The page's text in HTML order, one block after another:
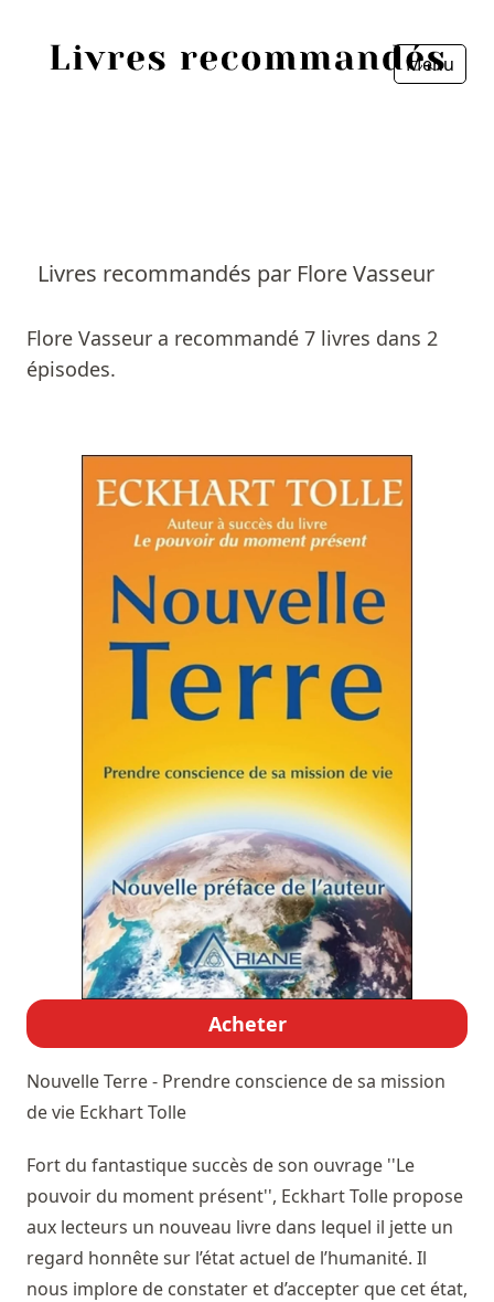
Menu
Livres recommandés par Flore Vasseur
Flore Vasseur a recommandé 7 livres dans 2
épisodes.
Acheter
Nouvelle Terre - Prendre conscience de sa mission
de vie Eckhart Tolle
Fort du fantastique succès de son ouvrage ''Le
pouvoir du moment présent'', Eckhart Tolle propose
aux lecteurs un nouveau livre dans lequel il jette un
regard honnête sur l’état actuel de l’humanité. Il
nous implore de constater et d’accepter que cet état,
Livres
Prix littéraires
Fermer